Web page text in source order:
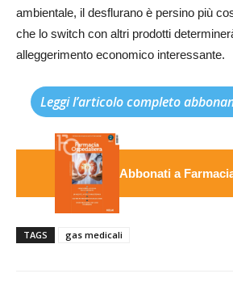
ambientale, il desflurano è persino più
che lo switch con altri prodotti
alleggerimento economico interessante.
Leggi l’articolo completo
Abbonati a
TAGS gas medicali